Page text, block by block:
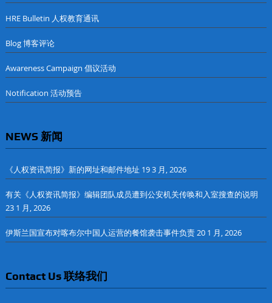
HRE Bulletin 人权教育通讯
Blog 博客评论
Awareness Campaign 倡议活动
Notification 活动预告
NEWS 新闻
《人权资讯简报》新的网址和邮件地址 19 3 月, 2026
有关《人权资讯简报》编辑团队成员遭到公安机关传唤和入室搜查的说明
23 1 月, 2026
伊斯兰国宣布对喀布尔中国人运营的餐馆袭击事件负责20 1 月, 2026
Contact Us 联络我们